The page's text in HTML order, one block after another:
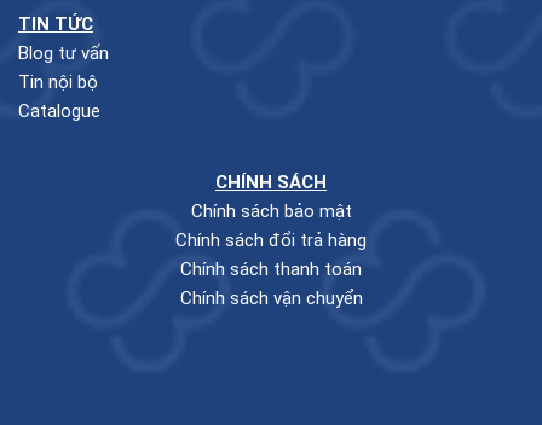
TIN TỨC
Blog tư vấn
Tin nội bộ
Catalogue
CHÍNH SÁCH
Chính sách bảo mật
Chính sách đổi trả hàng
Chính sách thanh toán
Chính sách vận chuyển